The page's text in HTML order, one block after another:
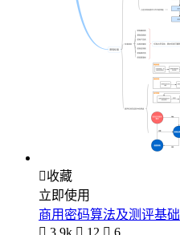
收藏
立即使用
商用密码算法及测评基础
 3.9k  12  6